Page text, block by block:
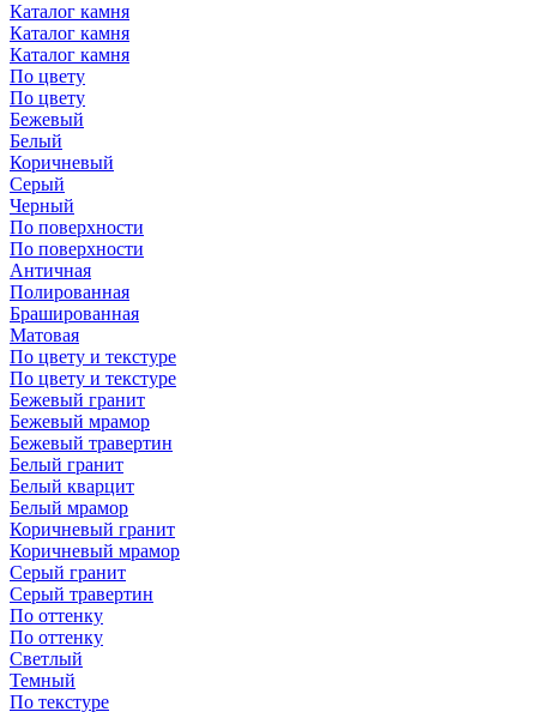
Каталог камня
Каталог камня
Каталог камня
По цвету
По цвету
Бежевый
Белый
Коричневый
Серый
Черный
По поверхности
По поверхности
Античная
Полированная
Брашированная
Матовая
По цвету и текстуре
По цвету и текстуре
Бежевый гранит
Бежевый мрамор
Бежевый травертин
Белый гранит
Белый кварцит
Белый мрамор
Коричневый гранит
Коричневый мрамор
Серый гранит
Серый травертин
По оттенку
По оттенку
Светлый
Темный
По текстуре